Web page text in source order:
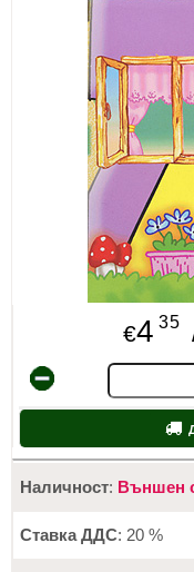
€4 35
Наличност: Външен
Ставка ДДС: 20 %